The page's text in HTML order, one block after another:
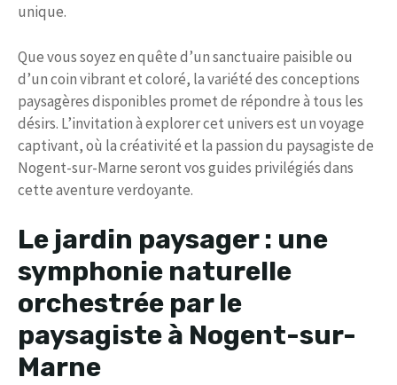
unique.
Que vous soyez en quête d’un sanctuaire paisible ou
d’un coin vibrant et coloré, la variété des conceptions
paysagères disponibles promet de répondre à tous les
désirs. L’invitation à explorer cet univers est un voyage
captivant, où la créativité et la passion du paysagiste de
Nogent-sur-Marne seront vos guides privilégiés dans
cette aventure verdoyante.
Le jardin paysager : une
symphonie naturelle
orchestrée par le
paysagiste à Nogent-sur-
Marne